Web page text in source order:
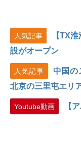
人気記事
【TX
設がオープン
人気記事
中国の
北京の三里屯エリ
Youtube動画 【